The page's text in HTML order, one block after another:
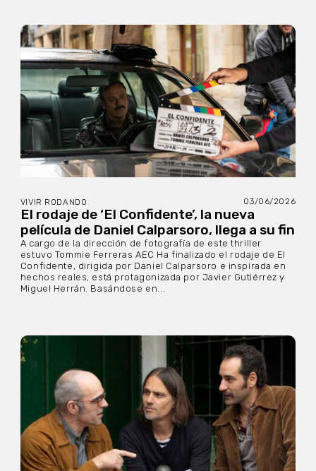
VIVIR RODANDO 03/06/2026
El rodaje de ‘El Confidente’, la nueva
película de Daniel Calparsoro, llega a su fin
A cargo de la dirección de fotografía de este thriller
estuvo Tommie Ferreras AEC Ha finalizado el rodaje de El
Confidente, dirigida por Daniel Calparsoro e inspirada en
hechos reales, está protagonizada por Javier Gutiérrez y
Miguel Herrán. Basándose en...